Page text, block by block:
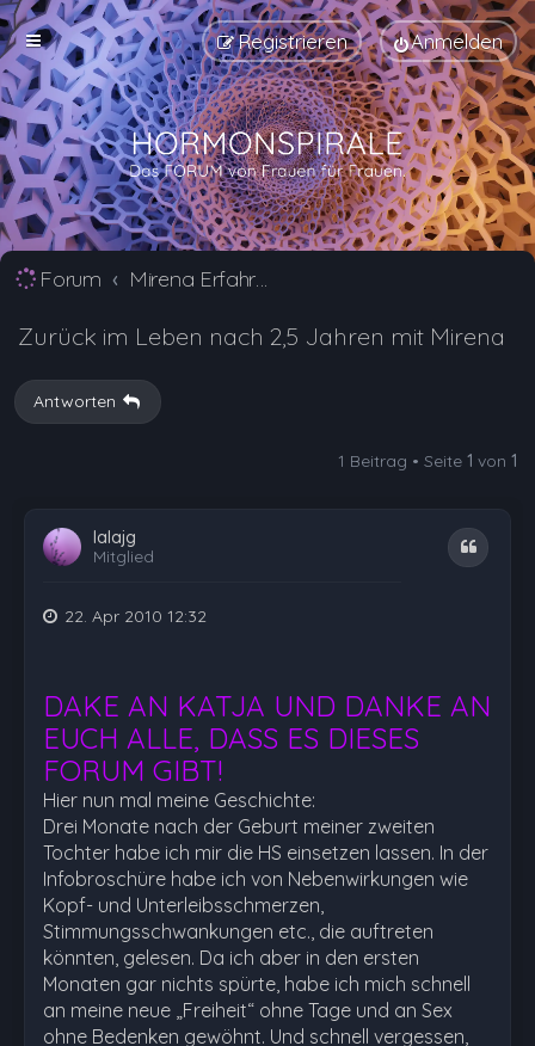
Anmelden
Registrieren
Forum Mirena Erfahrungsberichte und Nebenwirkungen
Zurück im Leben nach 2,5 Jahren mit Mirena
Antworten
1 Beitrag • Seite 1 von 1
lalajg
Mitglied
Zitat
22. Apr 2010 12:32
DAKE AN KATJA UND DANKE AN
EUCH ALLE, DASS ES DIESES
FORUM GIBT!
Hier nun mal meine Geschichte:
Drei Monate nach der Geburt meiner zweiten
Tochter habe ich mir die HS einsetzen lassen. In der
Infobroschüre habe ich von Nebenwirkungen wie
Kopf- und Unterleibsschmerzen,
Stimmungsschwankungen etc., die auftreten
könnten, gelesen. Da ich aber in den ersten
Monaten gar nichts spürte, habe ich mich schnell
an meine neue „Freiheit“ ohne Tage und an Sex
ohne Bedenken gewöhnt. Und schnell vergessen,